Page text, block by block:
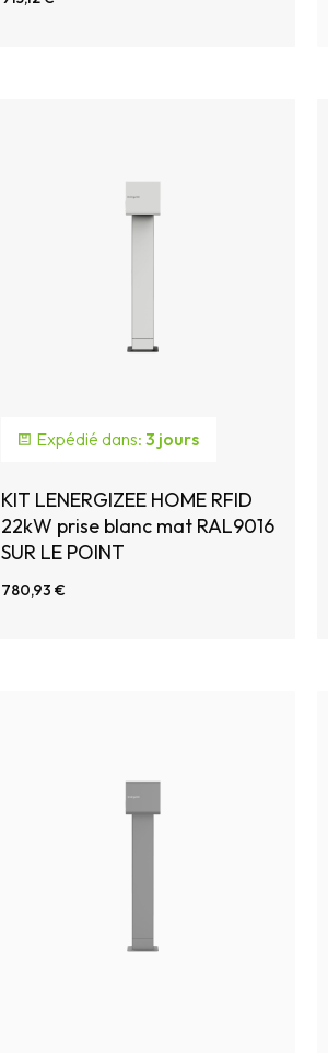
Expédié dans: 3 jours
KIT LENERGIZEE HOME RFID
22kW prise blanc mat RAL9016
SUR LE POINT
780,93 €